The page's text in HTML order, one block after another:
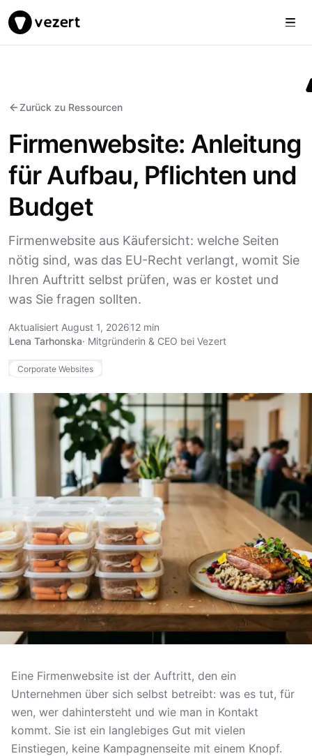
Vezert
Zurück zu Ressourcen
Firmenwebsite: Anleitung
für Aufbau, Pflichten und
Budget
Firmenwebsite aus Käufersicht: welche Seiten
nötig sind, was das EU-Recht verlangt, womit Sie
Ihren Auftritt selbst prüfen, was er kostet und
was Sie fragen sollten.
Aktualisiert August 1, 202612 min
Lena Tarhonska· Mitgründerin & CEO bei Vezert
Corporate Websites
Eine Firmenwebsite ist der Auftritt, den ein
Unternehmen über sich selbst betreibt: was es tut, für
wen, wer dahintersteht und wie man in Kontakt
kommt. Sie ist ein langlebiges Gut mit vielen
Einstiegen, keine Kampagnenseite mit einem Knopf.